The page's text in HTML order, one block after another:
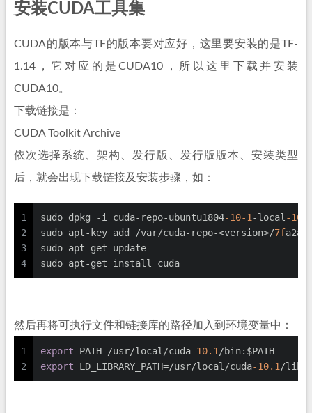
安装CUDA工具集
CUDA的版本与TF的版本要对应好，这里要安装的是TF-
1.14，它对应的是CUDA10，所以这里下载并安装
CUDA10。
下载链接是：
CUDA Toolkit Archive
依次选择系统、架构、发行版、发行版版本、安装类型
后，就会出现下载链接及安装步骤，如：
1
2
3
4
sudo dpkg -i cuda-repo-ubuntu1804-10-1 -local -
sudo apt-key add /var/cuda-repo-<version>/7f
sudo apt-get update
sudo apt-get install cuda
然后再将可执行文件和链接库的路径加入到环境变量中：
1
2
export PATH=/usr/local/cuda-10.1 /bin:$PATH
export LD_LIBRARY_PATH=/usr/local/cuda-10.1 /